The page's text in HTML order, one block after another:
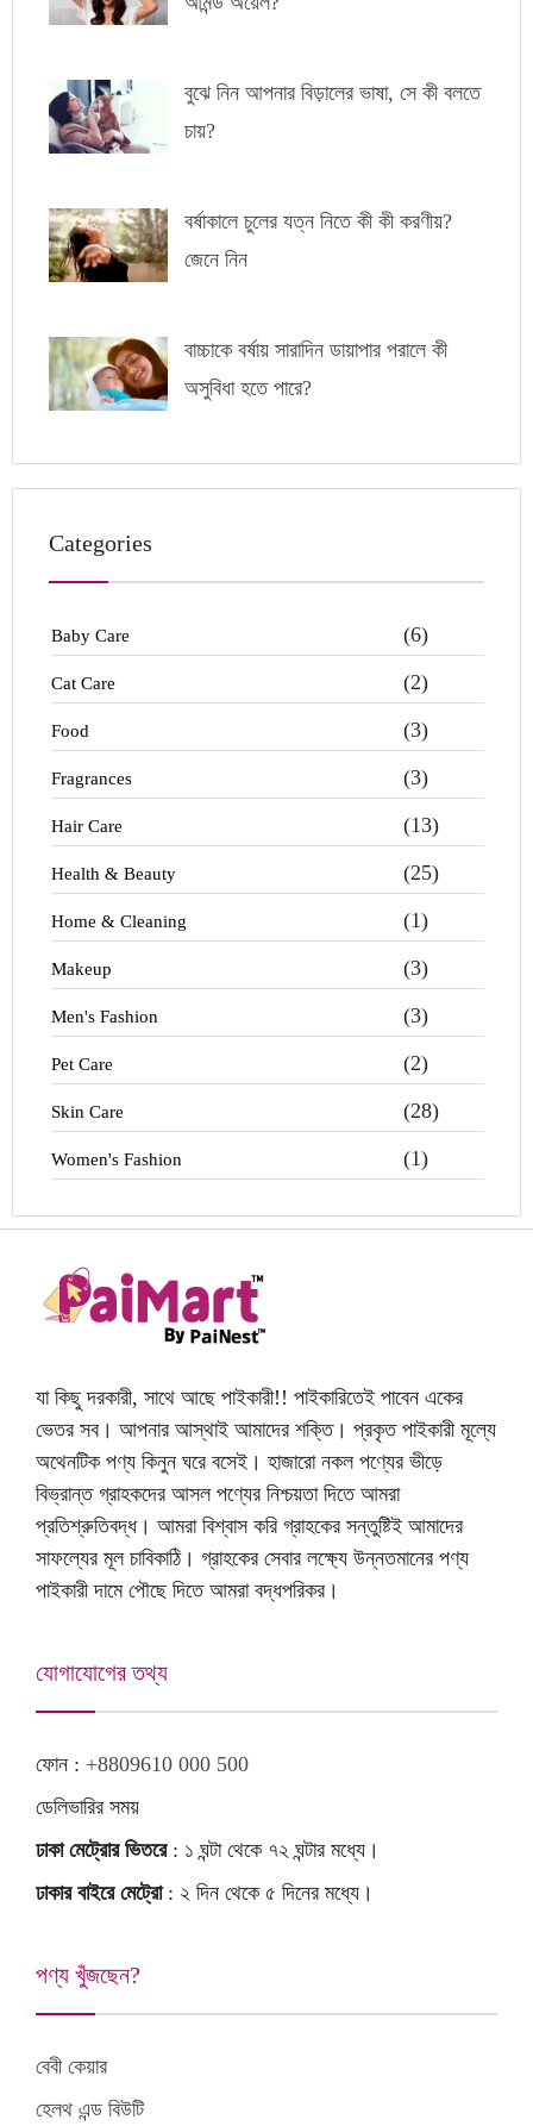
বুঝে নিন আপনার বিড়ালের ভাষা, সে কী বলতে
চায়?
বর্ষাকালে চুলের যত্ন নিতে কী কী করণীয়?
জেনে নিন
বাচ্চাকে বর্ষায় সারাদিন ডায়াপার পরালে কী
অসুবিধা হতে পারে?
Categories
Baby Care (6)
Cat Care (2)
Food (3)
Fragrances (3)
Hair Care (13)
Health & Beauty (25)
Home & Cleaning (1)
Makeup (3)
Men's Fashion (3)
Pet Care (2)
Skin Care (28)
Women's Fashion (1)
যা কিছু দরকারী, সাথে আছে পাইকারী!! পাইকারিতেই পাবেন একের
ভেতর সব। আপনার আস্থাই আমাদের শক্তি। প্রকৃত পাইকারী মূল্যে
অথেনটিক পণ্য কিনুন ঘরে বসেই। হাজারো নকল পণ্যের ভীড়ে
বিভ্রান্ত গ্রাহকদের আসল পণ্যের নিশ্চয়তা দিতে আমরা
প্রতিশ্রুতিবদ্ধ। আমরা বিশ্বাস করি গ্রাহকের সন্তুষ্টিই আমাদের
সাফল্যের মূল চাবিকাঠি। গ্রাহকের সেবার লক্ষ্যে উন্নতমানের পণ্য
পাইকারী দামে পৌছে দিতে আমরা বদ্ধপরিকর।
যোগাযোগের তথ্য
ফোন : +8809610 000 500
ডেলিভারির সময়
ঢাকা মেট্রোর ভিতরে: ১ ঘন্টা থেকে ৭২ ঘন্টার মধ্যে।
ঢাকার বাইরে মেট্রো: ২ দিন থেকে ৫ দিনের মধ্যে।
পণ্য খুঁজছেন?
বেবী কেয়ার
হেলথ এন্ড বিউটি